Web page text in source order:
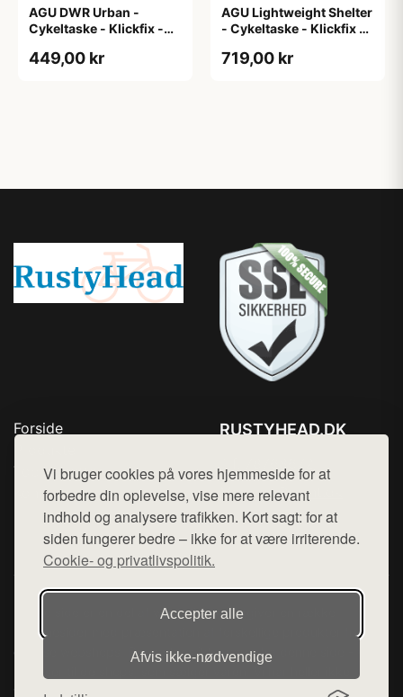
Vi bruger cookies på vores hjemmeside for at
forbedre din oplevelse, vise mere relevant
indhold og analysere trafikken. Kort sagt: for at
siden fungerer bedre – ikke for at være irriterende.
Cookie- og privatlivspolitik.
Accepter alle
Afvis ikke‑nødvendige
AGU DWR Urban -
Cykeltaske - Klickfix -
449,00 kr
AGU Lightweight Shelter
- Cykeltaske - Klickfix -
719,00 kr
Forside
Top Rabatter
Kontakt
RUSTYHEAD.DK
Mail: hej@want.dk
Cookie- og privatlivspolitik
Denne side er en del af want.dk, der udgiver en række
hjemmesider med præsentation af forskellige produkter fra
diverse webshops. Der sælges ikke varer fra denne side - vi
varerne på lager.